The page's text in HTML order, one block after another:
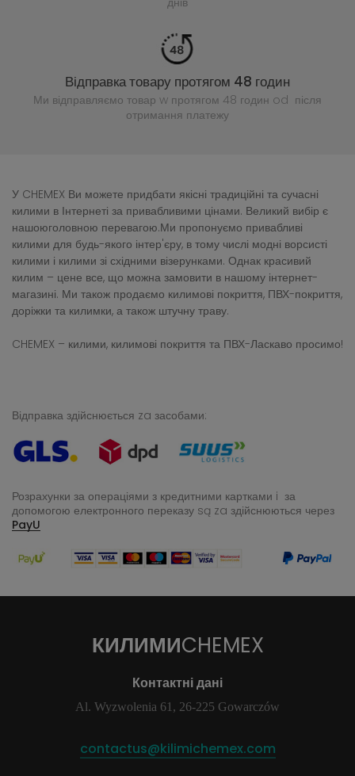
Відправка товару протягом 48 годин
Ми відправляємо товар w протягом 48 годин od після
отримання платежу
У CHEMEX Ви можете придбати якісні традиційні та сучасні
килими в Інтернеті за привабливими цінами. Великий вибір є
нашоюголовною перевагою.Ми пропонуємо привабливі
килими для будь-якого інтер'єру, в тому числі модні ворсисті
килими і килими зі східними візерунками. Однак красивий
килим – цене все, що можна замовити в нашому інтернет-
магазині. Ми також продаємо килимові покриття, ПВХ-покриття,
доріжки та килимки, а також штучну траву.
CHEMEX – килими, килимові покриття та ПВХ-Ласкаво просимо!
Відправка здійснюється za засобами:
Розрахунки за операціями з кредитними картками i за
допомогою електронного переказу są za здійснюються через
PayU
КИЛИМИCHEMEX
Контактні дані
Al. Wyzwolenia 61, 26-225 Gowarczów
contactus@kilimichemex.com